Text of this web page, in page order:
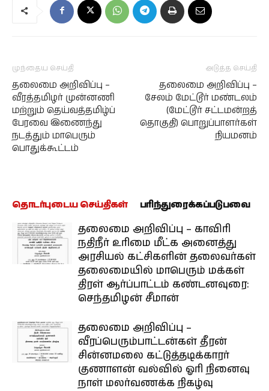
முந்தைய செய்தி
தலைமை அறிவிப்பு –
வீரத்தமிழர் முன்னணி
மற்றும் தெய்வத்தமிழ்ப்
பேரவை இணைந்து
நடத்தும் மாபெரும்
பொதுக்கூட்டம்
அடுத்த செய்தி
தலைமை அறிவிப்பு –
சேலம் மேட்டூர் மண்டலம்
(மேட்டூர் சட்டமன்றத்
தொகுதி) பொறுப்பாளர்கள்
நியமனம்
தொடர்புடைய செய்திகள் பரிந்துரைக்கப்படுபவை
தலைமை அறிவிப்பு – காவிரி
நதிநீர் உரிமை மீட்க அனைத்து
அரசியல் கட்சிகளின் தலைவர்கள்
தலைமையில் மாபெரும் மக்கள்
திரள் ஆர்ப்பாட்டம் கண்டனவுரை:
செந்தமிழன் சீமான்
தலைமை அறிவிப்பு –
வீரப்பெரும்பாட்டன்கள் தீரன்
சின்னமலை கட்டுத்தடிக்காரர்
குணாளன் வல்வில் ஓரி நினைவு
நாள் மலர்வணக்க நிகழ்வு